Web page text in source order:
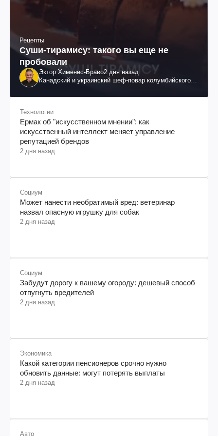
Рецепты
Суши-тирамису: такого вы еще не
пробовали
Эктор Хименес-Браво2 дня назад
Канадский и украинский шеф-повар колумбийского
Технологии
Ермак об "искусственном мнении": как
искусственный интеллект меняет управление
репутацией брендов
2 дня назад
Социум
Может нанести необратимый вред: ветеринар
назвал опасную игрушку для собак
2 дня назад
Социум
Забудут дорогу к вашему огороду: дешевый способ
отпугнуть вредителей
2 дня назад
Экономика
Какой категории пенсионеров срочно нужно
обновить данные: могут потерять выплаты
2 дня назад
Авто